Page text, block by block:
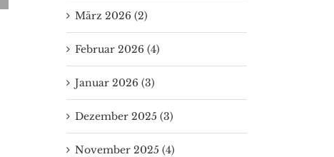
Basilikabrief vom
12.07. – 09.08.2026
12. Juli 2026 | 0 Kommentare
März 2026 (2)
Februar 2026 (4)
Januar 2026 (3)
Dezember 2025 (3)
November 2025 (4)